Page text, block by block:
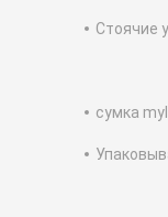
Стоячие
сумка